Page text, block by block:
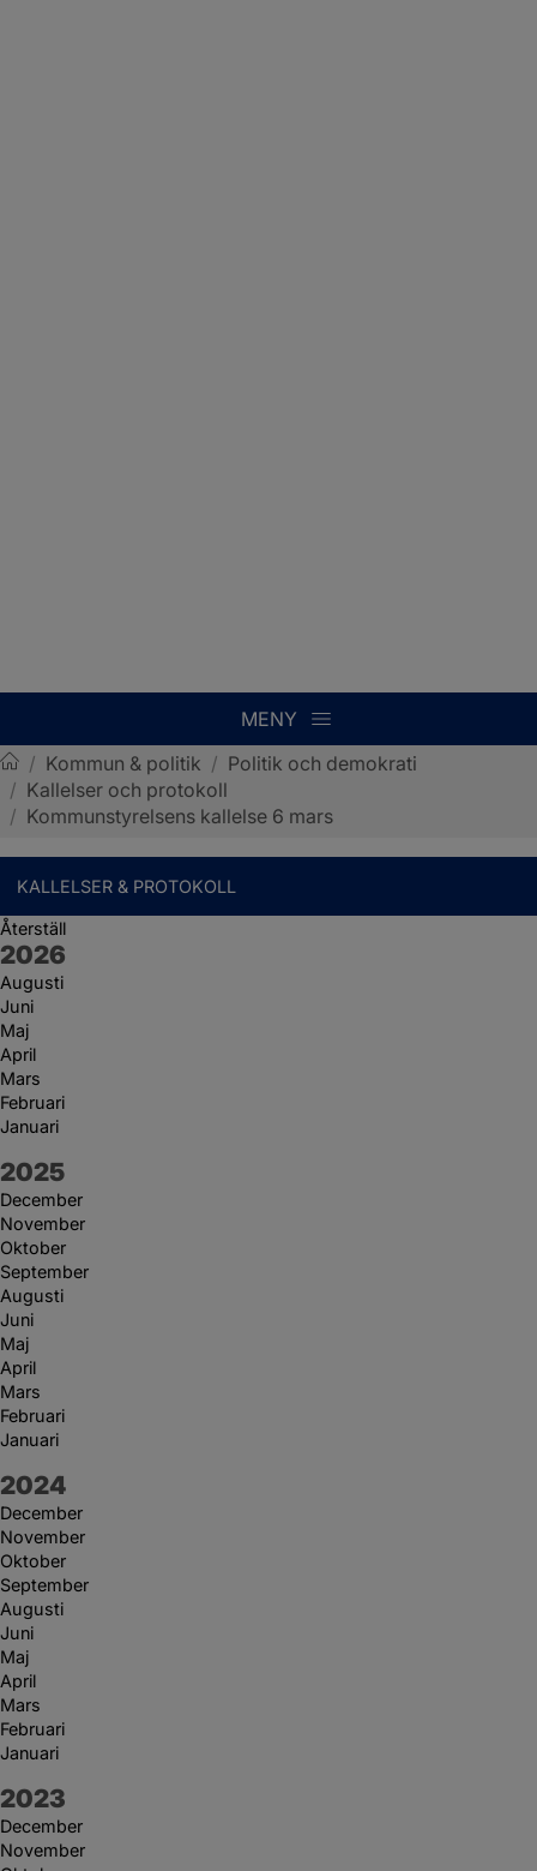
MENY
Sotenäs kommun
/ Kommun & politik / Politik och demokrati
/ Kallelser och protokoll
/ Kommunstyrelsens kallelse 6 mars
KALLELSER & PROTOKOLL
Återställ
År:
2026
Augusti
Juni
Maj
April
Mars
Februari
Januari
År:
2025
December
November
Oktober
September
Augusti
Juni
Maj
April
Mars
Februari
Januari
År:
2024
December
November
Oktober
September
Augusti
Juni
Maj
April
Mars
Februari
Januari
År:
2023
December
November